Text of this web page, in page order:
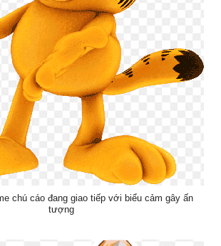
chú cáo đang giao tiếp với biểu cảm gây ấn
tượng